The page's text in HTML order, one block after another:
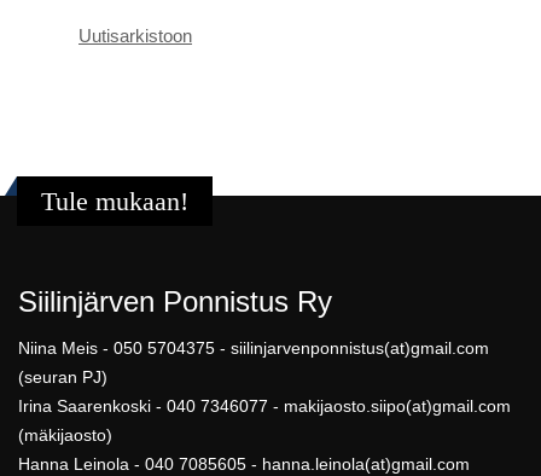
Uutisarkistoon
Tule mukaan!
Siilinjärven Ponnistus Ry
Niina Meis - 050 5704375 - siilinjarvenponnistus(at)gmail.com
(seuran PJ)
Irina Saarenkoski - 040 7346077 - makijaosto.siipo(at)gmail.com
(mäkijaosto)
Hanna Leinola - 040 7085605 - hanna.leinola(at)gmail.com